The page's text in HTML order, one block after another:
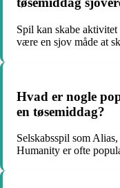
Spil kan skabe
være en sjov måde at
Hvad er nogle
en tøsemiddag?
Selskabsspil som
Humanity er ofte